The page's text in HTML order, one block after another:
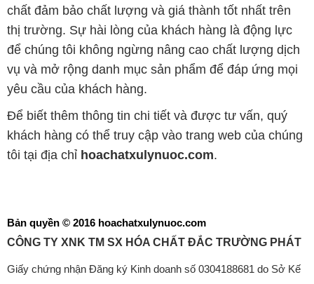
chất đảm bảo chất lượng và giá thành tốt nhất trên
thị trường. Sự hài lòng của khách hàng là động lực
để chúng tôi không ngừng nâng cao chất lượng dịch
vụ và mở rộng danh mục sản phẩm để đáp ứng mọi
yêu cầu của khách hàng.
Để biết thêm thông tin chi tiết và được tư vấn, quý
khách hàng có thể truy cập vào trang web của chúng
tôi tại địa chỉ hoachatxulynuoc.com.
Bản quyền © 2016 hoachatxulynuoc.com
CÔNG TY XNK TM SX HÓA CHẤT ĐẮC TRƯỜNG PHÁT
Giấy chứng nhận Đăng ký Kinh doanh số 0304188681 do Sở Kế